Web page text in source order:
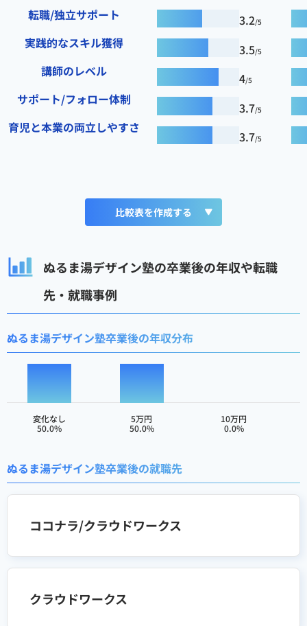
転職/独立サポート
実践的なスキル獲得
講師のレベル
サポート/フォロー体制
育児と本業の両立しやすさ
3.2/5
3.5/5
4/5
3.7/5
3.7/5
比較表を作成する
ぬるま湯デザイン塾の卒業後の年収や転職
先・就職事例
ぬるま湯デザイン塾卒業後の年収分布
変化なし
50.0%
5万円
50.0%
10万円
0.0%
ぬるま湯デザイン塾卒業後の就職先
ココナラ/クラウドワークス
クラウドワークス